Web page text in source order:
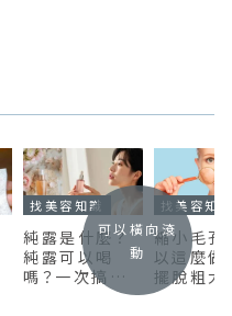
找美容知識
純露是什麼？
純露可以喝
嗎？一次搞懂
純露功效、用
找美容知
縮小毛孔
以這麼做
擺脫粗大
孔、擁抱
可以橫向滾
動